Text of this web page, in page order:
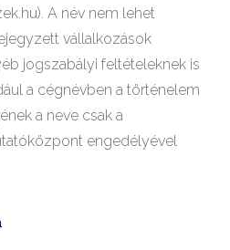
A név nem lehet
vállalkozások
jogszabályi feltételeknek is
a cégnévben a történelem
a neve csak a
engedélyével